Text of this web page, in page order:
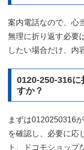
案内電話なので、心
無理に折り返す必要
したい場合だけ、内
0120-250-316
すか？
まずは0120250316
を確認し、必要に応
ト、ドコモショップ